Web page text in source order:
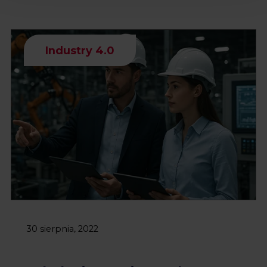
Industry 4.0
30 sierpnia, 2022